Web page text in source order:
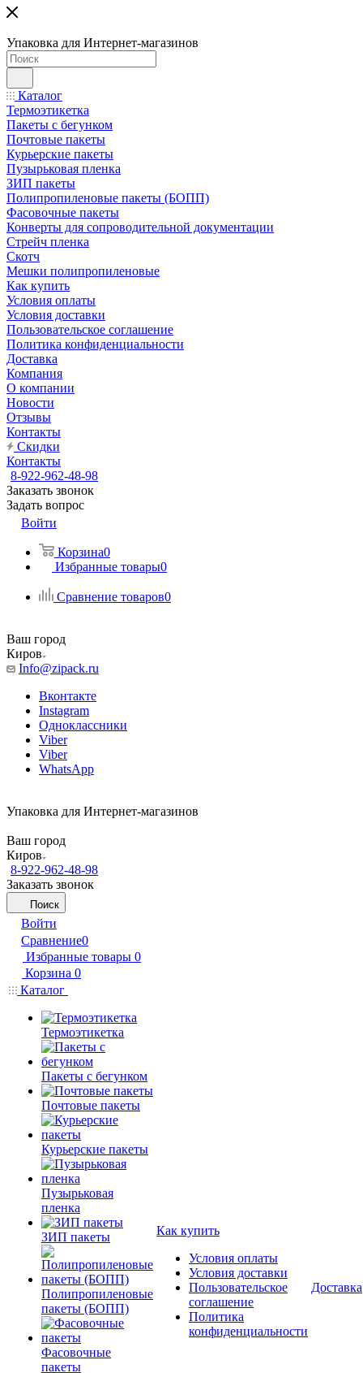
Упаковка для Интернет-магазинов
Каталог
Термоэтикетка
Пакеты с бегунком
Почтовые пакеты
Курьерские пакеты
Пузырьковая пленка
ЗИП пакеты
Полипропиленовые пакеты (БОПП)
Фасовочные пакеты
Конверты для сопроводительной документации
Стрейч пленка
Скотч
Мешки полипропиленовые
Как купить
Условия оплаты
Условия доставки
Пользовательское соглашение
Политика конфиденциальности
Доставка
Компания
О компании
Новости
Отзывы
Контакты
Скидки
Контакты
8-922-962-48-98
Заказать звонок
Задать вопрос
Войти
Корзина0
Избранные товары0
Сравнение товаров0
Ваш город
Киров
Info@zipack.ru
Вконтакте
Instagram
Одноклассники
Viber
Viber
WhatsApp
Упаковка для Интернет-магазинов
Ваш город
Киров
8-922-962-48-98
Заказать звонок
Поиск
Войти
Сравнение0
Избранные товары 0
Корзина 0
Каталог
Термоэтикетка
Пакеты с бегунком
Почтовые пакеты
Курьерские пакеты
Пузырьковая
пленка
ЗИП пакеты
Полипропиленовые
пакеты (БОПП)
Фасовочные
пакеты
Как купить
Условия оплаты
Условия доставки
Пользовательское
соглашение
Политика
конфиденциальности
Доставка